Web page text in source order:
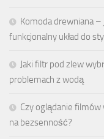
Komoda drewniana
funkcjonalny układ do
Jaki filtr pod zlew
problemach z wodą
Czy oglądanie
na bezsenność?